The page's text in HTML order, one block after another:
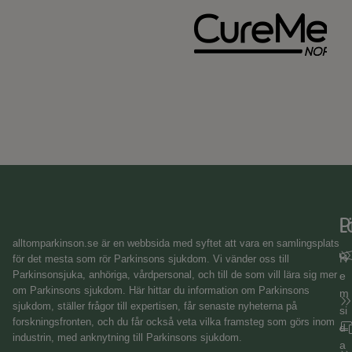
fiberhavregryn. Kom ihåg att fibrer behöver vätska för att göra
någon nytta, så drick gärna 2 liter vätska per dag.
alltomparkinson.se är en webbsida med syftet att vara en samlingsplats
för det mesta som rör Parkinsons sjukdom. Vi vänder oss till
Parkinsonsjuka, anhöriga, vårdpersonal, och till de som vill lära sig mer
om Parkinsons sjukdom. Här hittar du information om Parkinsons
sjukdom, ställer frågor till expertisen, får senaste nyheterna på
forskningsfronten, och du får också veta vilka framsteg som görs inom
industrin, med anknytning till Parkinsons sjukdom.
H
e
m
si
d
a